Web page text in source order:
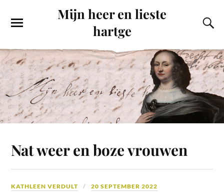
Mijn heer en lieste
hartge
Nat weer en boze vrouwen
KATHLEEN VERDULT 20 SEPTEMBER 2022